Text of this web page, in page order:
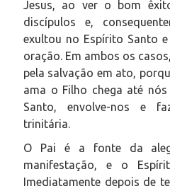
Jesus, ao ver o bom
discípulos e,
exultou no Espírito Santo
oração. Em ambos os
pela salvação em ato,
ama o Filho chega até
Santo, envolve-nos e
trinitária.
O Pai é a fonte da
manifestação, e o
Imediatamente depois de